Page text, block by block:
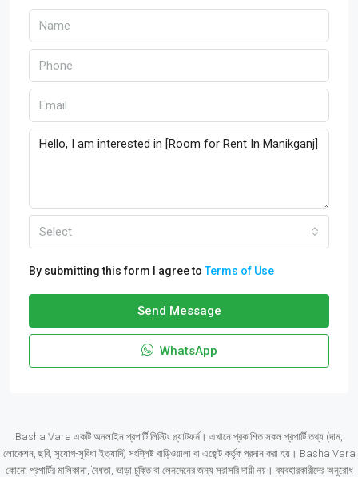
Select
By submitting this form I agree toTerms of Use
Send Message
WhatsApp
Basha Vara একটি অনলাইন প্রপার্টি লিস্টিং প্ল্যাটফর্ম। এখানে প্রকাশিত সকল প্রপার্টি তথ্য (দাম,
লোকেশন, ছবি, সুযোগ-সুবিধা ইত্যাদি) সংশ্লিষ্ট বাড়িওয়ালা বা এজেন্ট কর্তৃক প্রদান করা হয়। Basha Vara
কোনো প্রপার্টির মালিকানা, বৈধতা, ভাড়া চুক্তি বা লেনদেনের জন্য সরাসরি দায়ী নয়। ব্যবহারকারীদের অনুরোধ